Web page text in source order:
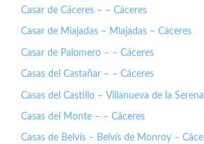
Casar de Cáceres – – Cáceres
Casar de Miajadas – Miajadas – Cáceres
Casar de Palomero – – Cáceres
Casas del Castañar – – Cáceres
Casas del Castillo – Villanueva de la
Casas del Monte – – Cáceres
Casas de Belvís – Belvís de Monroy –